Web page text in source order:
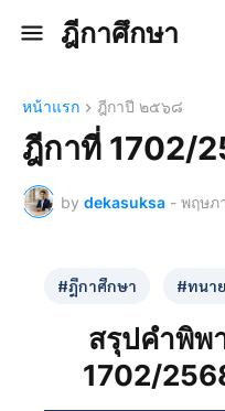
ฎีกาศึกษา
หน้าแรก ฎีกาปี ๒๕๖๘
ฎีกาที่ 1702/
by dekasuksa - พฤษภ
#ฎีกาศึกษา #ทนา
สรุปคำพิพ
1702/